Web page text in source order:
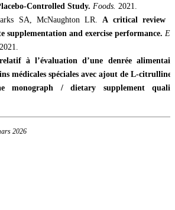
Controlled Study. Foods. 2021.
SA, McNaughton LR. A critical review
supplementation and exercise performance.
2021.
à l’évaluation d’une denrée
médicales spéciales avec ajout de L-citrulline.
monograph / dietary supplement
2026